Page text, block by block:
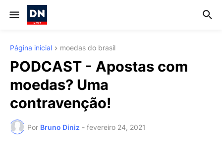
Página inicial moedas do brasil
PODCAST - Apostas com
moedas? Uma
contravenção!
Por Bruno Diniz - fevereiro 24, 2021